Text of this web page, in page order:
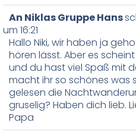
An Niklas Gruppe Hans
um 16:21
Hallo Niki, wir haben ja
hören lässt. Aber es
und du hast viel Spaß mit
macht ihr so schönes was
gelesen die
gruselig? Haben dich lieb.
Papa